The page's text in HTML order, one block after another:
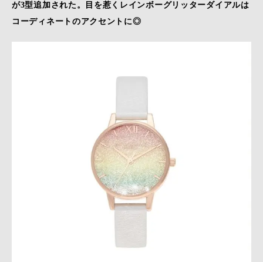
が3型追加された。目を惹くレインボーグリッターダイアルは
コーディネートのアクセントに◎